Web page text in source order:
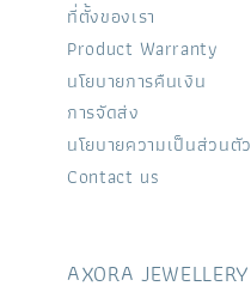
ที่ตั้งของเรา
Product Warranty
นโยบายการคืนเงิน
การจัดส่ง
นโยบายความเป็นส่วนตัว
Contact us
AXORA JEWELLERY